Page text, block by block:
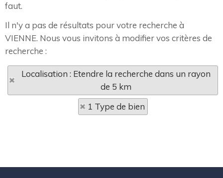
faut.
Il n'y a pas de résultats pour votre recherche à
VIENNE. Nous vous invitons à modifier vos critères de
recherche :
Localisation : Etendre la recherche dans un rayon
de 5 km
1 Type de bien